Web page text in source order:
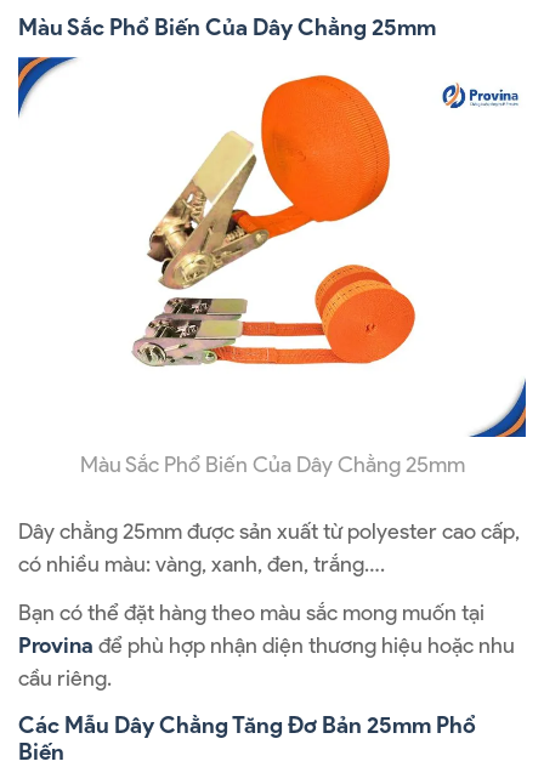
Màu Sắc Phổ Biến Của Dây Chằng 25mm
Màu Sắc Phổ Biến Của Dây Chằng 25mm
Dây chằng 25mm được sản xuất từ polyester cao cấp,
có nhiều màu: vàng, xanh, đen, trắng….
Bạn có thể đặt hàng theo màu sắc mong muốn tại
Provina để phù hợp nhận diện thương hiệu hoặc nhu
cầu riêng.
Các Mẫu Dây Chằng Tăng Đơ Bản 25mm Phổ
Biến